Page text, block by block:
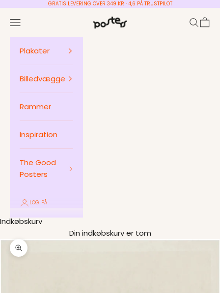
Spring til indholdGRATIS LEVERING OVER 349 KR · 4,6 PÅ TRUSTPILOT
Posters ApS
Menu Søg
Plakater
Billedvægge
Rammer
Inspiration
The Good
Posters
LOG PÅ
Indkøbskurv
Din indkøbskurv er tom
Zoom